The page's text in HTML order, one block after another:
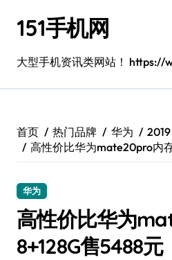
151手机网
大型手机资讯类网站！ https://
首页 热门品牌 华为
2019
高性价比华为mate20pro内
华为
高性价比华为
8+128G售5488元